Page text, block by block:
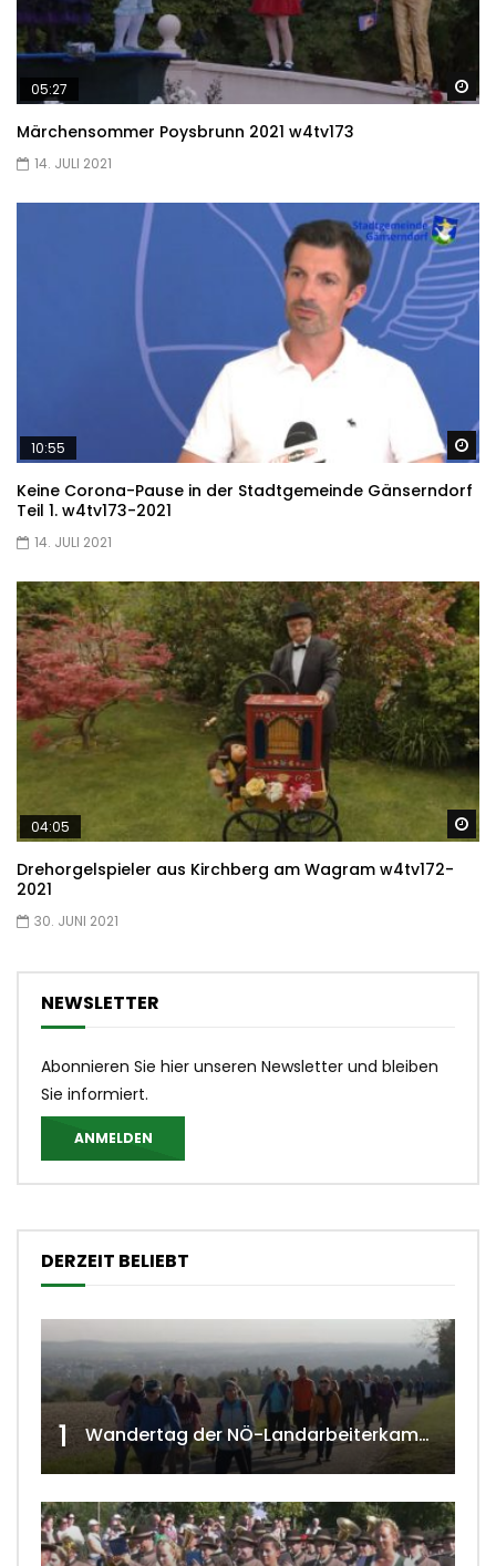
05:27
Märchensommer Poysbrunn 2021 w4tv173
14. JULI 2021
10:55
Keine Corona-Pause in der Stadtgemeinde Gänserndorf
Teil 1. w4tv173-2021
14. JULI 2021
04:05
Drehorgelspieler aus Kirchberg am Wagram w4tv172-
2021
30. JUNI 2021
NEWSLETTER
Abonnieren Sie hier unseren Newsletter und bleiben
Sie informiert.
ANMELDEN
DERZEIT BELIEBT
1 Wandertag der NÖ-Landarbeiterkammer in Hollabrunn 2024